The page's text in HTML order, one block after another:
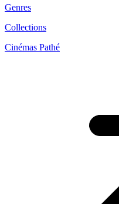
Genres
Collections
Cinémas Pathé